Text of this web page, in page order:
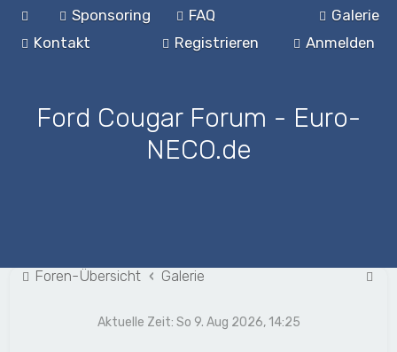
Galerie
Sponsoring
FAQ
Kontakt
Anmelden
Registrieren
Ford Cougar Forum - Euro-
NECO.de
Foren-Übersicht Galerie
Aktuelle Zeit: So 9. Aug 2026, 14:25